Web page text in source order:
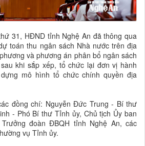
31, HĐND tỉnh Nghệ An đã thông qua
toán thu ngân sách Nhà nước trên địa
và phương án phân bổ ngân sách
khi sắp xếp, tổ chức lại đơn vị hành
mô hình tổ chức chính quyền địa
đồng chí: Nguyễn Đức Trung - Bí thư
- Phó Bí thư Tỉnh ủy, Chủ tịch Ủy ban
đoàn ĐBQH tỉnh Nghệ An, các
vụ Tỉnh ủy.